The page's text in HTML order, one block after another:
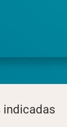
indicadas